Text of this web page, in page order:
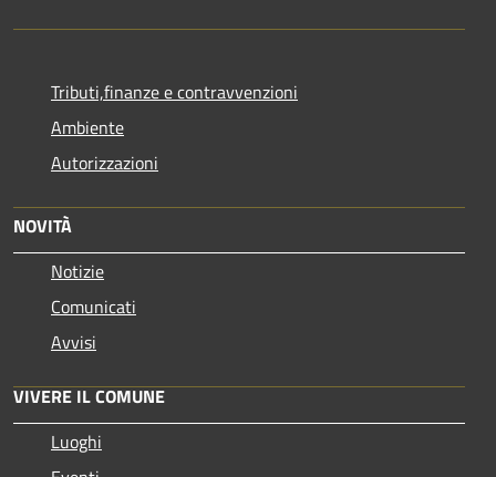
Tributi,finanze e contravvenzioni
Ambiente
Autorizzazioni
NOVITÀ
Notizie
Comunicati
Avvisi
VIVERE IL COMUNE
Luoghi